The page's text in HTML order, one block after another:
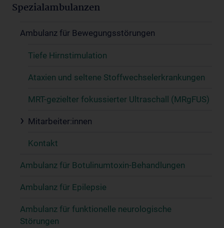
Spezialambulanzen
Ambulanz für Bewegungsstörungen
Tiefe Hirnstimulation
Ataxien und seltene Stoffwechselerkrankungen
MRT-gezielter fokussierter Ultraschall (MRgFUS)
Mitarbeiter:innen
Kontakt
Ambulanz für Botulinumtoxin-Behandlungen
Ambulanz für Epilepsie
Ambulanz für funktionelle neurologische
Störungen